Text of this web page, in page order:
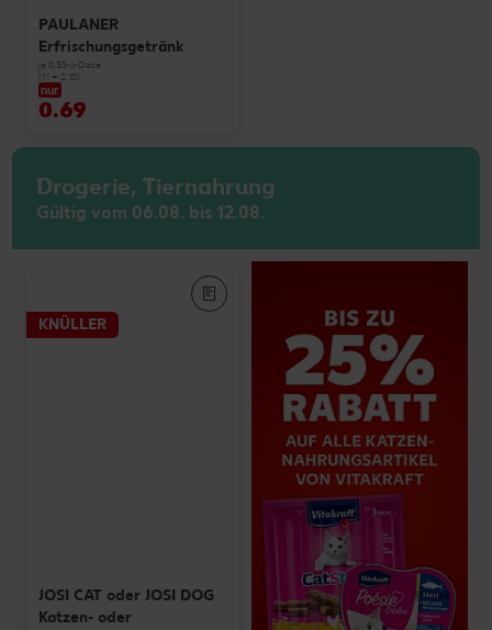
PAULANER
Erfrischungsgetränk
je 0,33-l-Dose
(1 l = 2.10)
nur
0.69
Drogerie, Tiernahrung
Gültig vom 06.08. bis 12.08.
KNÜLLER
JOSI CAT oder JOSI DOG
Katzen- oder